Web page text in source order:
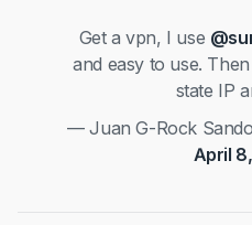
Get a vpn, I use
and easy to use.
state IP
— Juan G-Rock
April